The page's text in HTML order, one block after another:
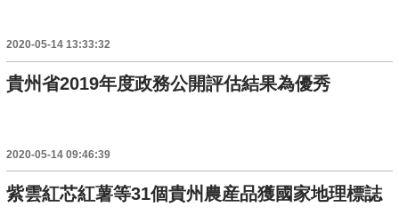
2020-05-14 13:33:32
貴州省2019年度政務公開評估結果為優秀
2020-05-14 09:46:39
紫雲紅芯紅薯等31個貴州農産品獲國家地理標誌